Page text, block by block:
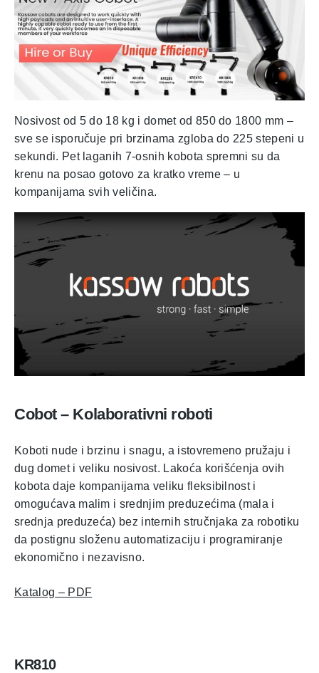
Nosivost od 5 do 18 kg i domet od 850 do 1800 mm –
sve se isporučuje pri brzinama zgloba do 225 stepeni u
sekundi. Pet laganih 7-osnih kobota spremni su da
krenu na posao gotovo za kratko vreme – u
kompanijama svih veličina.
Cobot – Kolaborativni roboti
Koboti nude i brzinu i snagu, a istovremeno pružaju i
dug domet i veliku nosivost. Lakoća korišćenja ovih
kobota daje kompanijama veliku fleksibilnost i
omogućava malim i srednjim preduzećima (mala i
srednja preduzeća) bez internih stručnjaka za robotiku
da postignu složenu automatizaciju i programiranje
ekonomično i nezavisno.
Katalog – PDF
KR810